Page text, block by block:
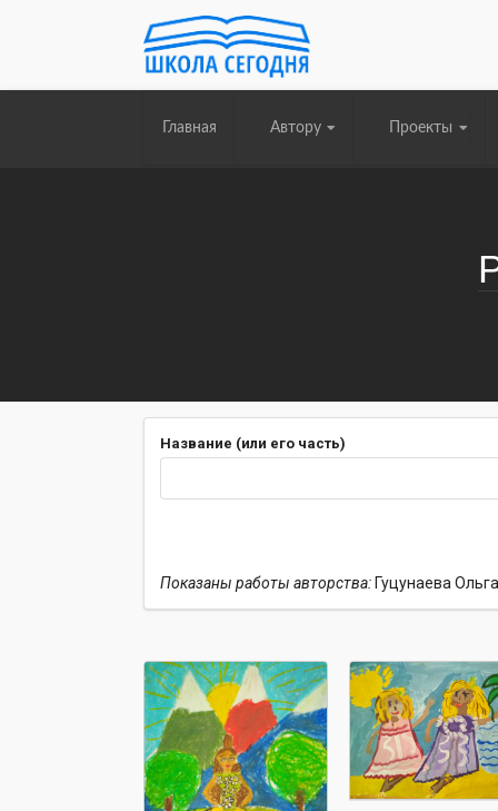
Главная Автору Проекты
Название (или его часть)
Показаны работы авторства:Гуцунаева